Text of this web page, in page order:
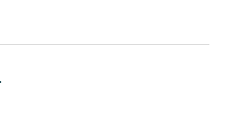
new window)